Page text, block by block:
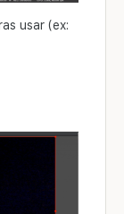
usar (ex: